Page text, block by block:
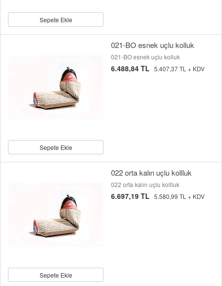
Sepete Ekle
Sepete Ekle
021-BO esnek uçlu kolluk
021-BO esnek uçlu kolluk
6.488,84 TL 5.407,37 TL + KDV
Sepete Ekle
022 orta kalın uçlu kollluk
022 orta kalın uçlu kollluk
6.697,19 TL 5.580,99 TL + KDV